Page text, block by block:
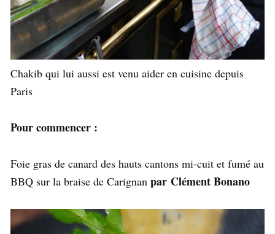
Chakib qui lui aussi est venu aider en cuisine depuis
Paris
Pour commencer :
Foie gras de canard des hauts cantons mi-cuit et fumé au
BBQ sur la braise de Carignan par Clément Bonano